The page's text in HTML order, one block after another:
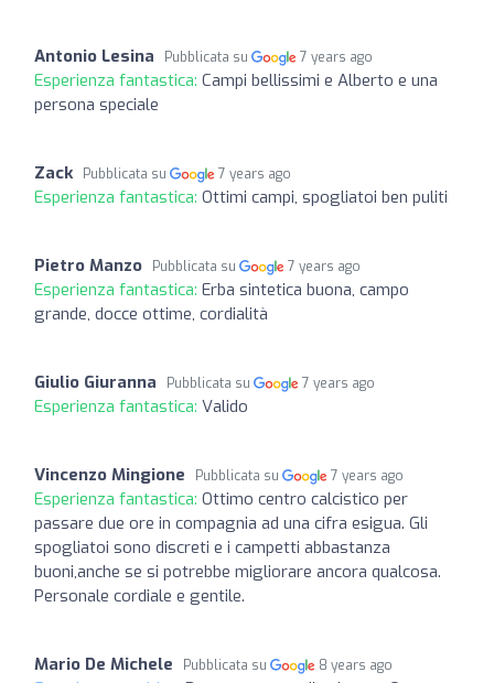
Antonio Lesina Pubblicata su 7 years ago
Esperienza fantastica: Campi bellissimi e Alberto e una
persona speciale
Zack Pubblicata su 7 years ago
Esperienza fantastica: Ottimi campi, spogliatoi ben puliti
Pietro Manzo Pubblicata su 7 years ago
Esperienza fantastica: Erba sintetica buona, campo
grande, docce ottime, cordialità
Giulio Giuranna Pubblicata su 7 years ago
Esperienza fantastica: Valido
Vincenzo Mingione Pubblicata su 7 years ago
Esperienza fantastica: Ottimo centro calcistico per
passare due ore in compagnia ad una cifra esigua. Gli
spogliatoi sono discreti e i campetti abbastanza
buoni,anche se si potrebbe migliorare ancora qualcosa.
Personale cordiale e gentile.
Mario De Michele Pubblicata su 8 years ago